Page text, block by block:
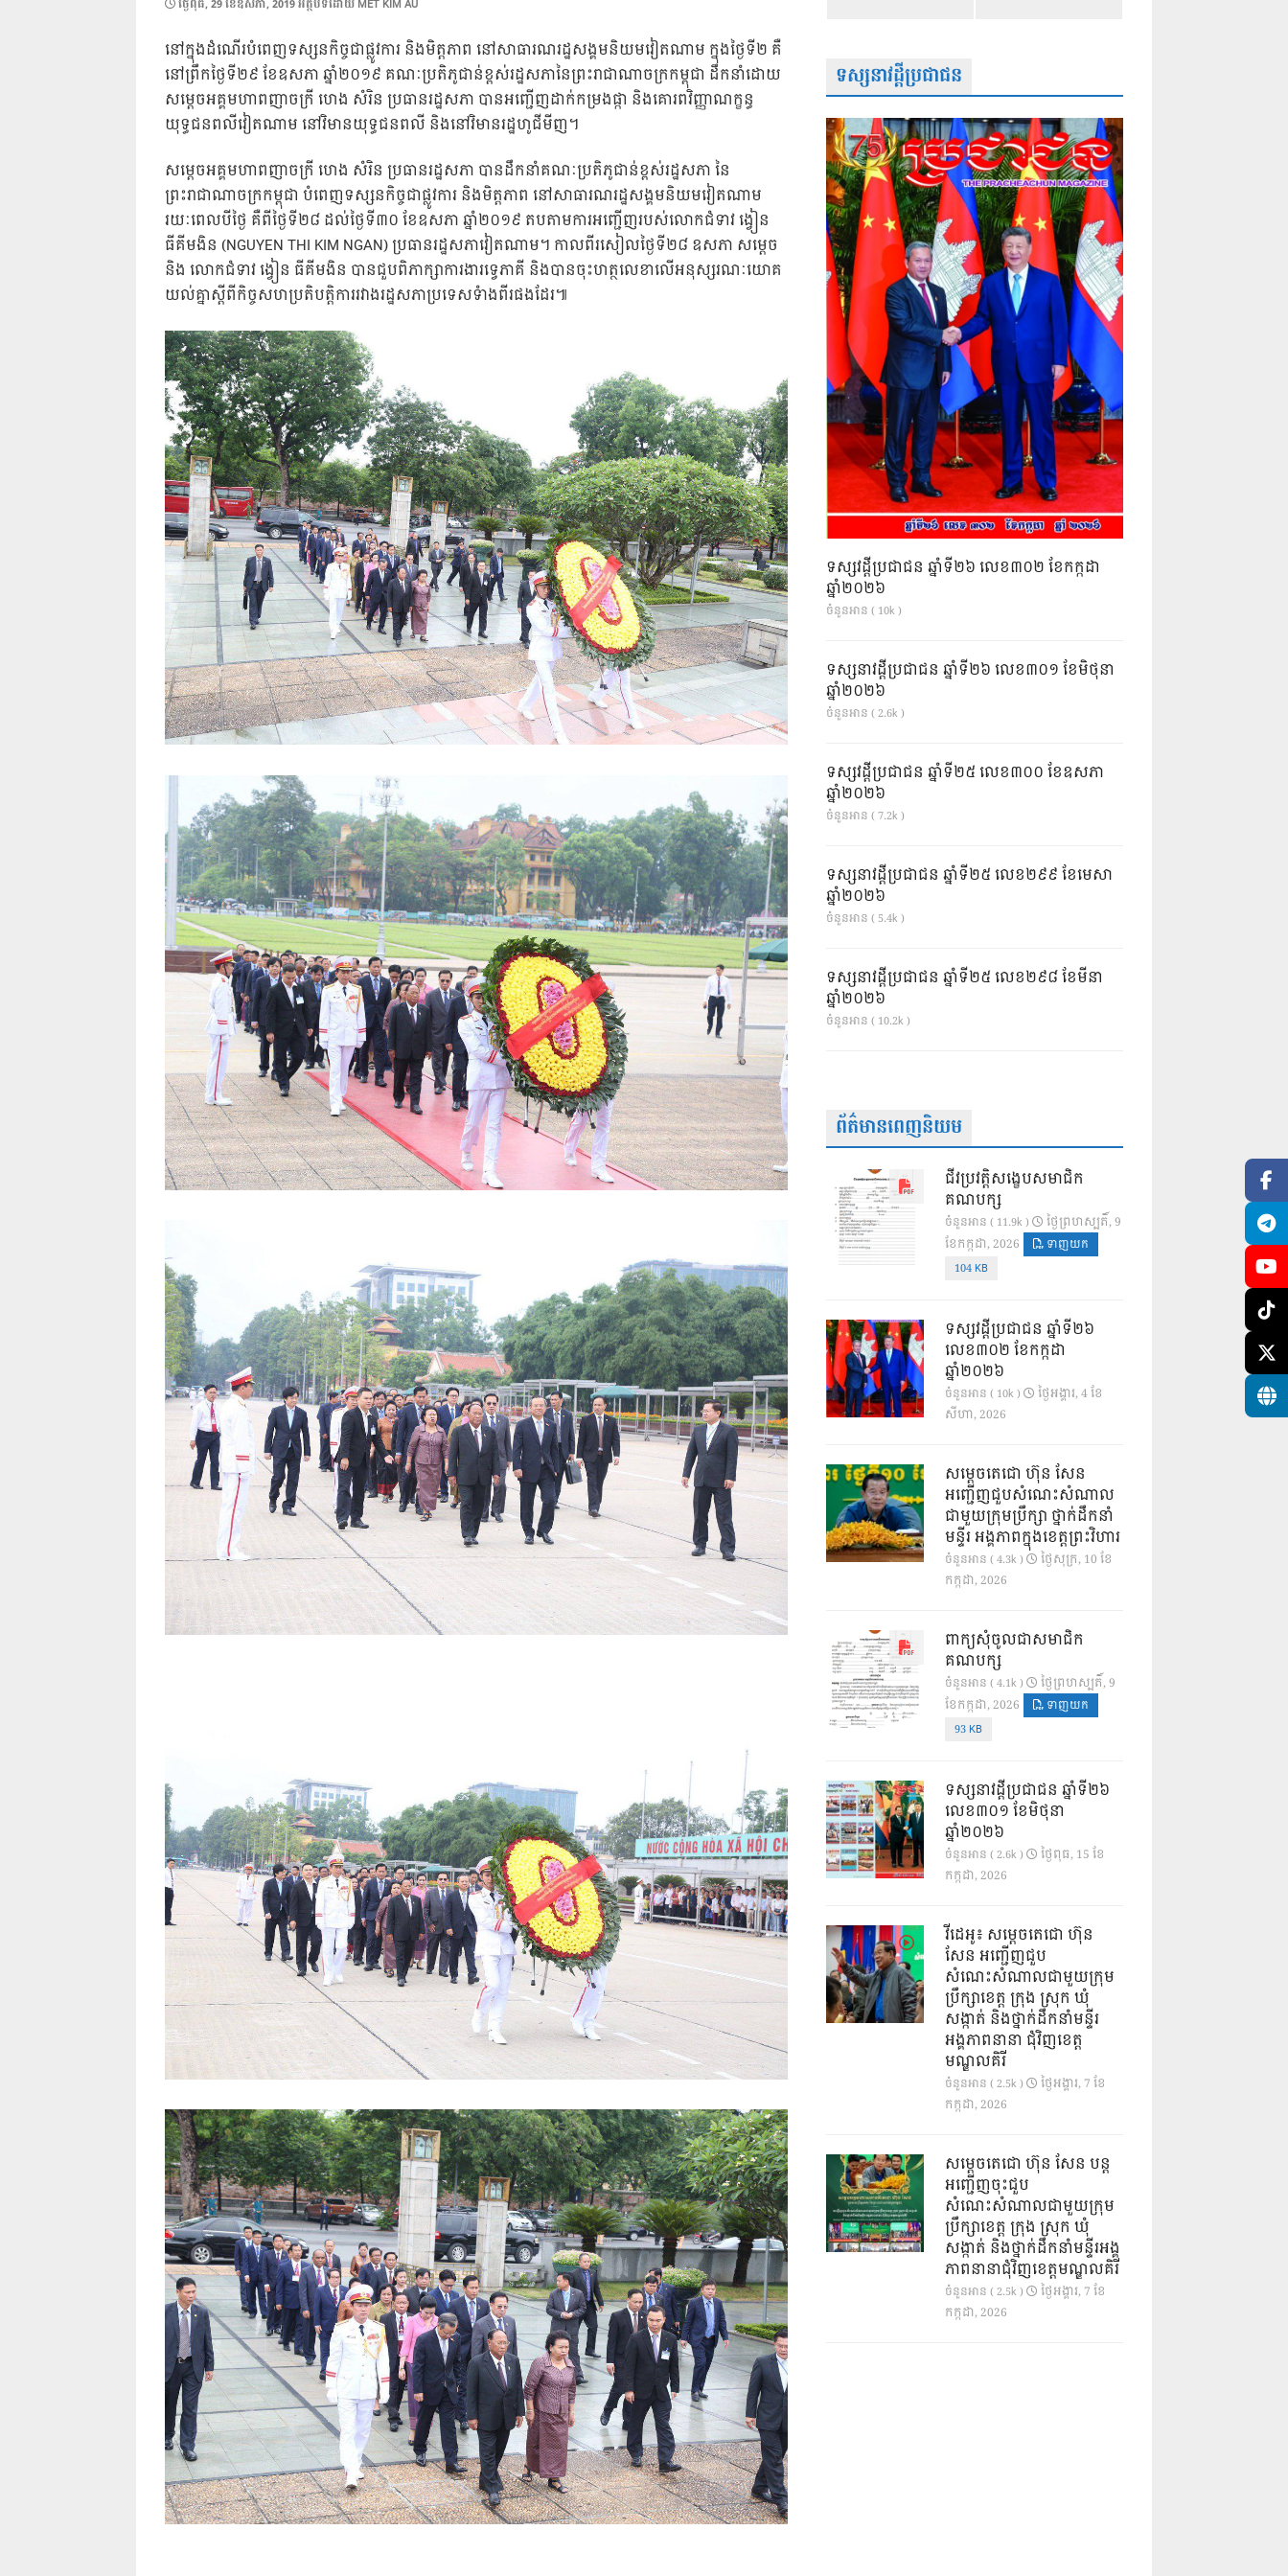
ថ្ងៃ​ពុធ, 29 ខែ​ឧសភា, 2019អត្ថបទដោយ MET KIM AU
នៅក្នុងដំណើរបំពេញទស្សនកិច្ចជាផ្លូវការ និងមិត្តភាព នៅសាធារណរដ្ឋសង្គមនិយមវៀតណាម ក្នុងថ្ងៃទី២ គឺ
នៅព្រឹកថ្ងៃទី២៩ ខែឧសភា ឆ្នាំ២០១៩ គណៈប្រតិភូជាន់ខ្ពស់រដ្ឋសភានៃព្រះរាជាណាចក្រកម្ពុជា ដឹកនាំដោយ
សម្តេចអគ្គមហាពញាចក្រី ហេង សំរិន ប្រធានរដ្ឋសភា បានអញ្ជើញដាក់កម្រងផ្កា និងគោរពវិញ្ញាណក្ខន្ធ
យុទ្ធជនពលីវៀតណាម នៅវិមានយុទ្ធជនពលី និងនៅវិមានរដ្ឋហូជីមីញ។
សម្តេចអគ្គមហាពញាចក្រី ហេង សំរិន ប្រធានរដ្ឋសភា បានដឹកនាំគណៈប្រតិភូជាន់ខ្ពស់រដ្ឋសភា នៃ
ព្រះរាជាណាចក្រកម្ពុជា បំពេញទស្សនកិច្ចជាផ្លូវការ និងមិត្តភាព នៅសាធារណរដ្ឋសង្គមនិយមវៀតណាម
រយៈពេលបីថ្ងៃ គឺពីថ្ងៃទី២៨ ដល់ថ្ងៃទី៣០ ខែឧសភា ឆ្នាំ២០១៩ តបតាមការអញ្ជើញរបស់លោកជំទាវ ង្វៀន
ធីគីមងិន (NGUYEN THI KIM NGAN) ប្រធានរដ្ឋសភាវៀតណាម។ កាលពីរសៀលថ្ងៃទី២៨ ឧសភា សម្តេច
និង លោកជំទាវ ង្វៀន ធីគីមងិន បានជួបពិភាក្សាការងារទ្វេភាគី និងបានចុះហត្ថលេខាលើអនុស្សរណៈយោគ
យល់គ្នាស្តីពីកិច្ចសហប្រតិបត្តិការរវាងរដ្ឋសភាប្រទេសទំាងពីរផងដែរ៕
ទស្សនាវដ្តីប្រជាជន
ទស្សវដ្តីប្រជាជន ឆ្នាំទី២៦ លេខ៣០២ ខែកក្កដា
ឆ្នាំ២០២៦
ចំនួនអាន ( 10k )
ទស្សនាវដ្ដីប្រជាជន ឆ្នាំទី២៦ លេខ៣០១ ខែមិថុនា
ឆ្នាំ២០២៦
ចំនួនអាន ( 2.6k )
ទស្សវដ្តីប្រជាជន ឆ្នាំទី២៥ លេខ៣០០ ខែឧសភា
ឆ្នាំ២០២៦
ចំនួនអាន ( 7.2k )
ទស្សនាវដ្ដីប្រជាជន ឆ្នាំទី២៥ លេខ២៩៩ ខែមេសា
ឆ្នាំ២០២៦
ចំនួនអាន ( 5.4k )
ទស្សនាវដ្ដីប្រជាជន ឆ្នាំទី២៥ លេខ២៩៨ ខែមីនា
ឆ្នាំ២០២៦
ចំនួនអាន ( 10.2k )
ព័ត៌មានពេញនិយម
ជីវប្រវត្តិសង្ខេបសមាជិក
គណបក្ស
ចំនួនអាន ( 11.9k )
ថ្ងៃ​ព្រហស្បតិ៍, 9
ខែ​កក្កដា, 2026
ទាញយក
104 KB
ទស្សវដ្តីប្រជាជន ឆ្នាំទី២៦
លេខ៣០២ ខែកក្កដា
ឆ្នាំ២០២៦
ចំនួនអាន ( 10k )
ថ្ងៃ​អង្គារ, 4 ខែ​
សីហា, 2026
សម្តេចតេជោ ហ៊ុន សែន
អញ្ជើញជួបសំណេះសំណាល
ជាមួយក្រុមប្រឹក្សា ថ្នាក់ដឹកនាំ
មន្ទីរ អង្គភាពក្នុងខេត្តព្រះវិហារ
ចំនួនអាន ( 4.3k )
ថ្ងៃ​សុក្រ, 10 ខែ​
កក្កដា, 2026
ពាក្យសុំចូលជាសមាជិក
គណបក្ស
ចំនួនអាន ( 4.1k )
ថ្ងៃ​ព្រហស្បតិ៍, 9
ខែ​កក្កដា, 2026
ទាញយក
93 KB
ទស្សនាវដ្ដីប្រជាជន ឆ្នាំទី២៦
លេខ៣០១ ខែមិថុនា
ឆ្នាំ២០២៦
ចំនួនអាន ( 2.6k )
ថ្ងៃ​ពុធ, 15 ខែ​
កក្កដា, 2026
វីដេអូ៖ សម្តេចតេជោ ហ៊ុន
សែន អញ្ជើញជួប
សំណេះសំណាលជាមួយក្រុម
ប្រឹក្សាខេត្ត ក្រុង ស្រុក ឃុំ
សង្កាត់ និងថ្នាក់ដឹកនាំមន្ទីរ
អង្គភាពនានា ជុំវិញខេត្ត
មណ្ឌលគិរី
ចំនួនអាន ( 2.5k )
ថ្ងៃ​អង្គារ, 7 ខែ​
កក្កដា, 2026
សម្តេចតេជោ ហ៊ុន សែន បន្ត
អញ្ជើញចុះជួប
សំណេះសំណាលជាមួយក្រុម
ប្រឹក្សាខេត្ត ក្រុង ស្រុក ឃុំ
សង្កាត់ និងថ្នាក់ដឹកនាំមន្ទីរអង្គ
ភាពនានាជុំវិញខេត្តមណ្ឌលគិរី
ចំនួនអាន ( 2.5k )
ថ្ងៃ​អង្គារ, 7 ខែ​
កក្កដា, 2026